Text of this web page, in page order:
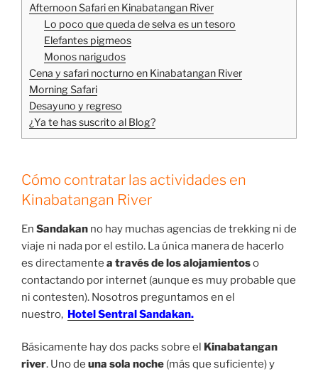
Afternoon Safari en Kinabatangan River
Lo poco que queda de selva es un tesoro
Elefantes pigmeos
Monos narigudos
Cena y safari nocturno en Kinabatangan River
Morning Safari
Desayuno y regreso
¿Ya te has suscrito al Blog?
Cómo contratar las actividades en
Kinabatangan River
En Sandakan no hay muchas agencias de trekking ni de
viaje ni nada por el estilo. La única manera de hacerlo
es directamente a través de los alojamientoso
contactando por internet (aunque es muy probable que
ni contesten). Nosotros preguntamos en el
nuestro, Hotel Sentral Sandakan.
Básicamente hay dos packs sobre el
Kinabatangan
river. Uno de una sola noche (más que suficiente) y